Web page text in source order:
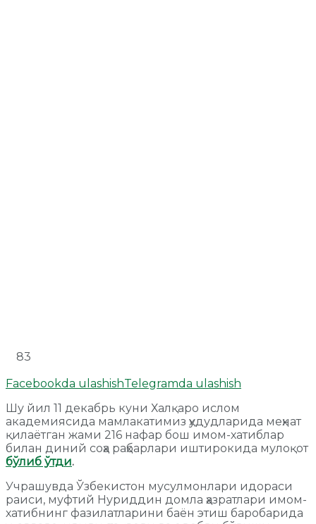
83
Facebookda ulashishTelegramda ulashish
Шу йил 11 декабрь куни Халқаро ислом
академиясида мамлакатимиз ҳудудларида меҳнат
қилаётган жами 216 нафар бош имом-хатиблар
билан диний соҳа раҳбарлари иштирокида мулоқот
бўлиб ўтди.
Учрашувда Ўзбекистон мусулмонлари идораси
раиси, муфтий Нуриддин домла ҳазратлари имом-
хатибнинг фазилатларини баён этиш баробарида